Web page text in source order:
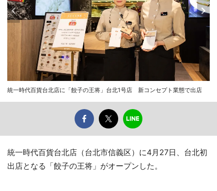
統一時代百貨台北店に「餃子の王将」台北1号店 新コンセプト業態で出店
統一時代百貨台北店（台北市信義区）に4月27日、台北初
出店となる「餃子の王将」がオープンした。